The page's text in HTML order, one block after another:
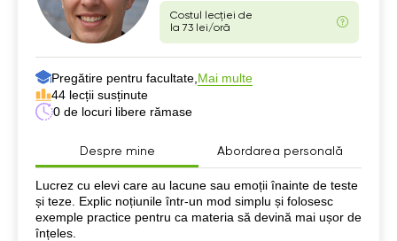
Costul lecției de
la 73 lei/oră
Pregătire pentru facultate, Mai multe
44 lecții susținute
0 de locuri libere rămase
Despre mine Abordarea personală
Despre mine
Lucrez cu elevi care au lacune sau emoții înainte de teste
și teze. Explic noțiunile într-un mod simplu și folosesc
exemple practice pentru ca materia să devină mai ușor de
înțeles.